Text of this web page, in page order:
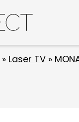
» Laser TV »